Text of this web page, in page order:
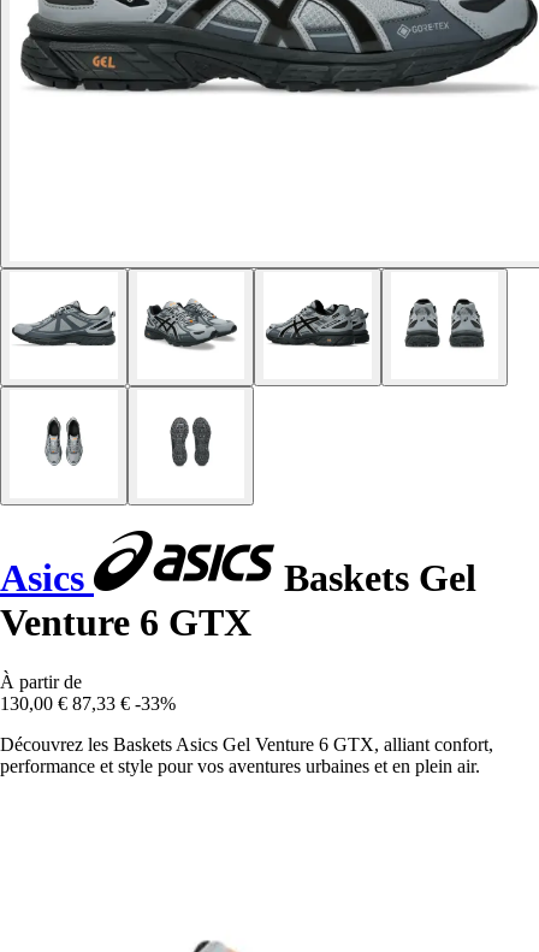
Asics
Baskets Gel
Venture 6 GTX
À partir de
130,00 € 87,33 € -33%
Découvrez les Baskets Asics Gel Venture 6 GTX, alliant confort,
performance et style pour vos aventures urbaines et en plein air.